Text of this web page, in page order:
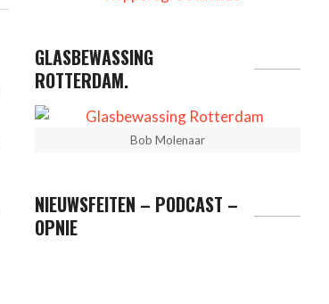
GLASBEWASSING
ROTTERDAM.
Bob Molenaar
NIEUWSFEITEN – PODCAST –
OPNIE